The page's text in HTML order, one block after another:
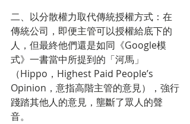
二、以分散權力取代傳統授權方式：在
傳統公司，即便主管可以授權給底下的
人，但最終他們還是如同《Google模
式》一書當中所提到的「河馬」
（Hippo，Highest Paid People’s
Opinion，意指高階主管的意見），強行
踐踏其他人的意見，壟斷了眾人的聲
音。